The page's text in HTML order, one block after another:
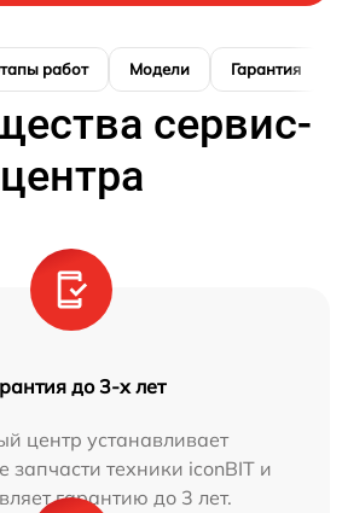
работ Модели Гарантия
сервис-
центра
до 3-х лет
центр устанавливает
запчасти техники iconBIT и
гарантию до 3 лет.